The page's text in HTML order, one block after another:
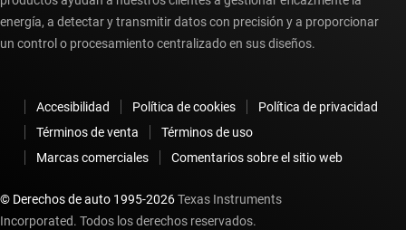
energía, a detectar y transmitir datos con precisión y a proporcionar
un control o procesamiento centralizado en sus diseños.
Accesibilidad Política de cookies
Política de privacidad
Términos de venta
Términos de uso
Marcas comerciales
Comentarios sobre el sitio web
© Derechos de auto 1995-2026Texas Instruments
Incorporated. Todos los derechos reservados.